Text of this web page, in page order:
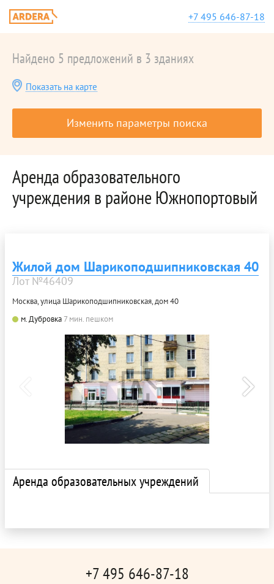
+7 495 646-87-18
Найдено 5 предложений в 3 зданиях
Показать на карте
Изменить параметры поиска
Аренда образовательного
учреждения в районе Южнопортовый
Жилой дом Шарикоподшипниковская 40
Лот №46409
Москва, улица Шарикоподшипниковская, дом 40
м. Дубровка 7 мин. пешком
Аренда образовательных учреждений
+7 495 646-87-18